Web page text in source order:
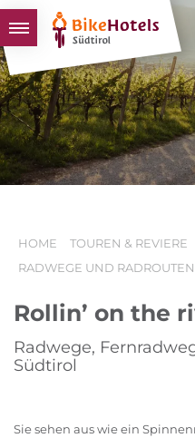
BIKEHOTELS
HOTELS &
TOUREN &
SÜDTIROL & WIR
HOME TOUREN & REVIERE
RADWEGE UND RADROUTEN
Rollin’ on the
Radwege,
Südtirol
Sie sehen aus wie ein